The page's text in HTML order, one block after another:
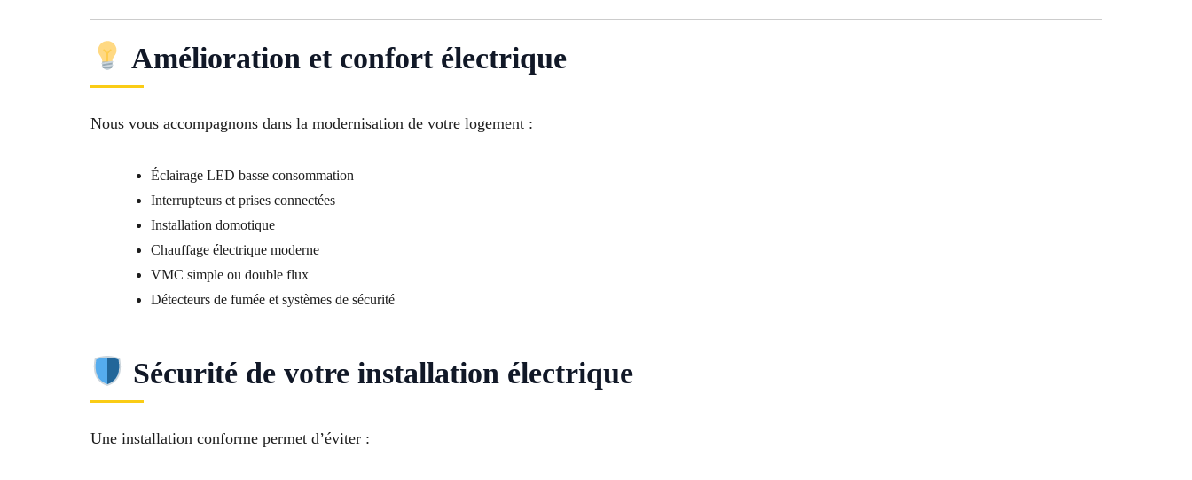
Amélioration et confort électrique
Nous vous accompagnons dans la modernisation de votre logement :
Éclairage LED basse consommation
Interrupteurs et prises connectées
Installation domotique
Chauffage électrique moderne
VMC simple ou double flux
Détecteurs de fumée et systèmes de sécurité
Sécurité de votre installation électrique
Une installation conforme permet d’éviter :